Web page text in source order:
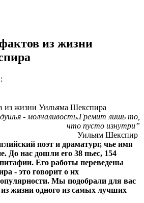
из жизни
- молчаливость.Гремит лишь то,
что пусто изнутри”
Уильям Шекспир
поэт и драматург, чье имя
До нас дошли его 38 пьес, 154
Его работы переведены
- это говорит о их
Мы подобрали для вас
жизни одного из самых лучших